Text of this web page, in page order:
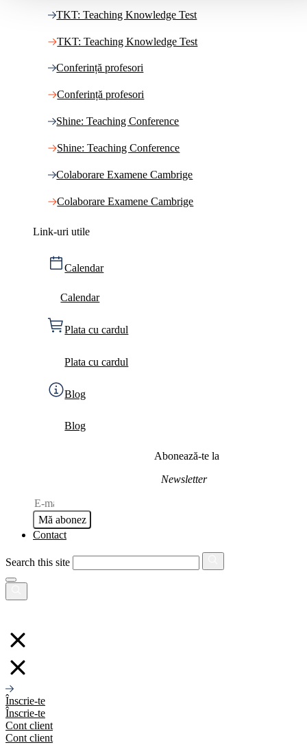
TKT: Teaching Knowledge Test
TKT: Teaching Knowledge Test
Conferință profesori
Conferință profesori
Shine: Teaching Conference
Shine: Teaching Conference
Colaborare Examene Cambrige
Colaborare Examene Cambrige
Link-uri utile
Calendar
Calendar
Plata cu cardul
Plata cu cardul
Blog
Blog
Abonează-te la
Newsletter
Mă abonez
Contact
Search this site
Înscrie-te
Înscrie-te
Cont client
Cont client